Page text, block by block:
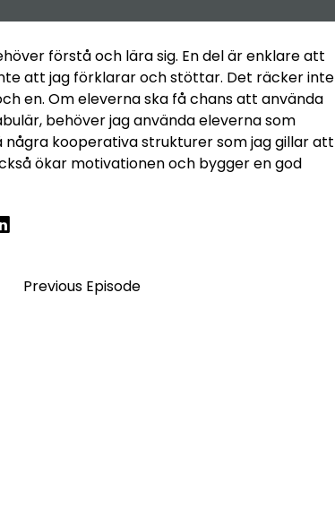
förstå och lära sig. En del är enklare att
att jag förklarar och stöttar. Det räcker inte
en. Om eleverna ska få chans att använda
behöver jag använda eleverna som
kooperativa strukturer som jag gillar att
ökar motivationen och bygger en god
Previous Episode